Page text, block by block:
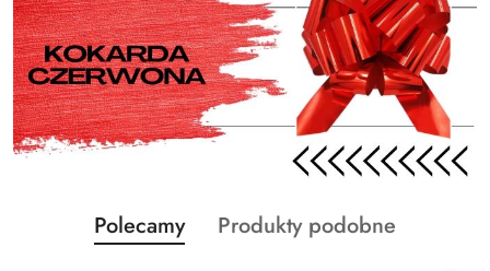
Pomiń karuzelę produktów
Produkty
o
Polecamy
Produkty
Produkty podobne